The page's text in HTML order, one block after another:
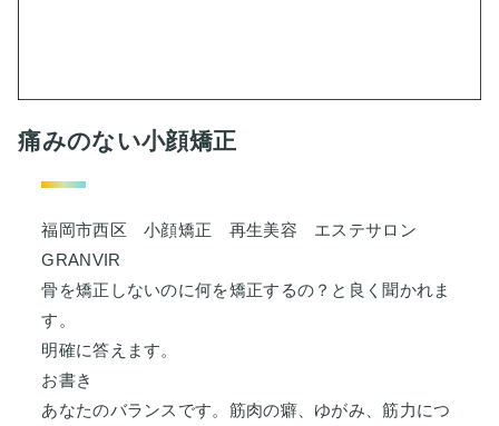
痛みのない小顔矯正
福岡市西区 小顔矯正 再生美容 エステサロン
GRANVIR
骨を矯正しないのに何を矯正するの？と良く聞かれま
す。
明確に答えます。
お書き
あなたのバランスです。筋肉の癖、ゆがみ、筋力につ